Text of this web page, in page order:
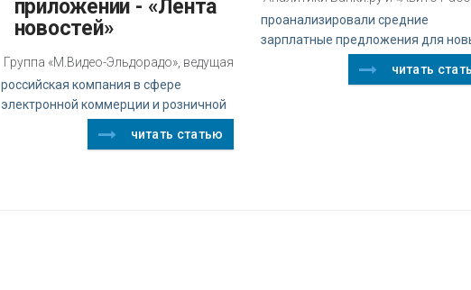
приложении - «Лента
новостей»
Группа «М.Видео-Эльдорадо», ведущая
российская компания в сфере
электронной коммерции и розничной
читать статью
проанализировали средние
зарплатные предложения для
читать